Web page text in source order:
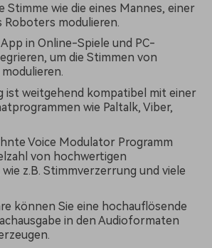
Stimme wie die eines Mannes, einer
Roboters modulieren.
in Online-Spiele und PC-
um die Stimmen von
ist weitgehend kompatibel mit einer
wie Paltalk, Viber,
Voice Modulator Programm
von hochwertigen
z.B. Stimmverzerrung und viele
können Sie eine hochauflösende
in den Audioformaten